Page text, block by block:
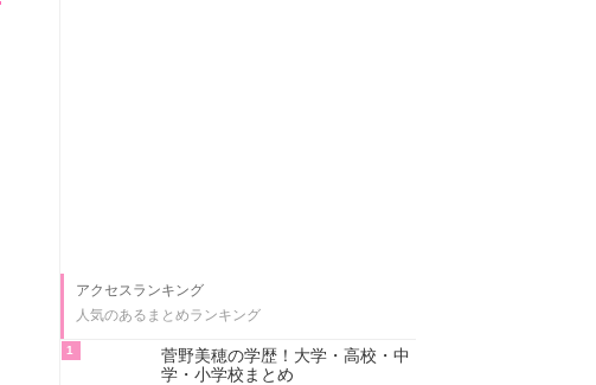
アクセスランキング
人気のあるまとめランキング
1
菅野美穂の学歴！大学・高校・中
学・小学校まとめ